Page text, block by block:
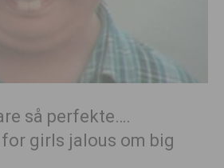
så perfekte….